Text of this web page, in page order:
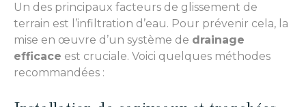
Un des principaux facteurs de glissement de
terrain est l’infiltration d’eau. Pour prévenir cela, la
mise en œuvre d’un système de drainage
efficace est cruciale. Voici quelques méthodes
recommandées :